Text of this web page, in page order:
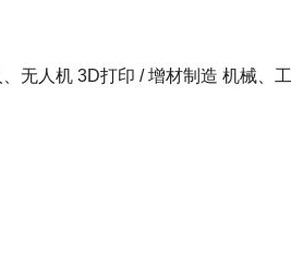
无人机 3D打印 / 增材制造 机械、